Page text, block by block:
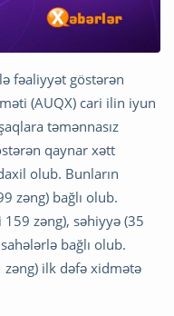
fəaliyyət göstərən
(AUQX) cari ilin iyun
təmənnasız
qaynar xətt
olub. Bunların
zəng) bağlı olub.
zəng), səhiyyə (35
bağlı olub.
ilk dəfə xidmətə